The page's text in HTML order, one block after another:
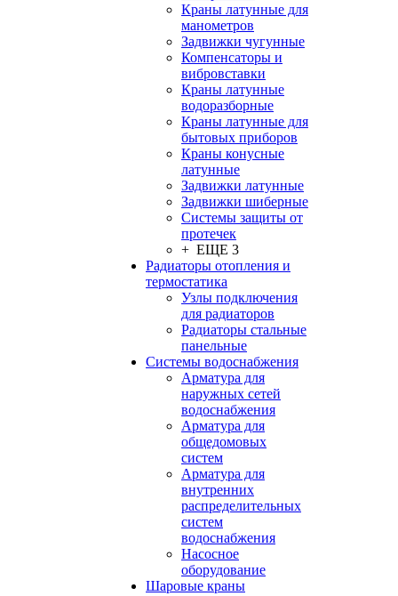
Краны латунные для
манометров
Задвижки чугунные
Компенсаторы и
вибровставки
Краны латунные
водоразборные
Краны латунные для
бытовых приборов
Краны конусные
латунные
Задвижки латунные
Задвижки шиберные
Системы защиты от
протечек
+ ЕЩЕ 3
Радиаторы отопления и
термостатика
Узлы подключения
для радиаторов
Радиаторы стальные
панельные
Системы водоснабжения
Арматура для
наружных сетей
водоснабжения
Арматура для
общедомовых
систем
Арматура для
внутренних
распределительных
систем
водоснабжения
Насосное
оборудование
Шаровые краны